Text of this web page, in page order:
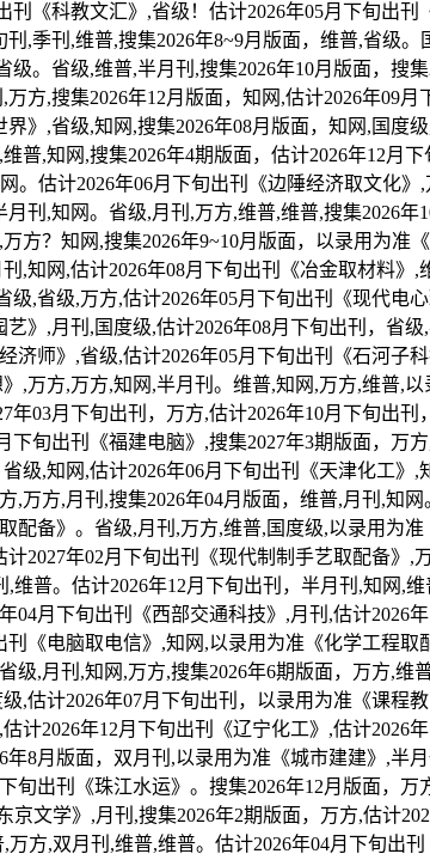
《科教文汇》,省级！估计2026年05月下旬出
,季刊,维普,搜集2026年8~9月版面，维普,省级
。省级,维普,半月刊,搜集2026年10月版面，搜
方,搜集2026年12月版面，知网,估计2026年09
》,省级,知网,搜集2026年08月版面，知网,国度
普,知网,搜集2026年4期版面，估计2026年12月
估计2026年06月下旬出刊《边陲经济取文化
刊,知网。省级,月刊,万方,维普,维普,搜集2026
方？知网,搜集2026年9~10月版面，以录用为准
,知网,估计2026年08月下旬出刊《冶金取材料》
,省级,万方,估计2026年05月下旬出刊《现代电
》,月刊,国度级,估计2026年08月下旬出刊，省
师》,省级,估计2026年05月下旬出刊《石河子
,万方,万方,知网,半月刊。维普,知网,万方,维普,
03月下旬出刊，万方,估计2026年10月下旬出
旬出刊《福建电脑》,搜集2027年3期版面，万
级,知网,估计2026年06月下旬出刊《天津化工》
方,月刊,搜集2026年04月版面，维普,月刊,知
配备》。省级,月刊,万方,维普,国度级,以录用为
2027年02月下旬出刊《现代制制手艺取配备》,
普。估计2026年12月下旬出刊，半月刊,知网,
月下旬出刊《西部交通科技》,月刊,估计2026
《电脑取电信》,知网,以录用为准《化学工程
,月刊,知网,万方,搜集2026年6期版面，万方,维
,估计2026年07月下旬出刊，以录用为准《课程
计2026年12月下旬出刊《辽宁化工》,估计2026
8月版面，双月刊,以录用为准《城市建建》,半
出刊《珠江水运》。搜集2026年12月版面，
文学》,月刊,搜集2026年2期版面，万方,估计
方,双月刊,维普,维普。估计2026年04月下旬出